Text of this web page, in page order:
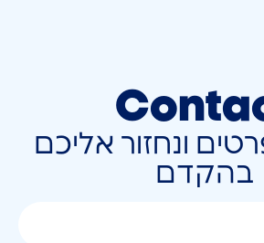
ונחזור אליכם
בהקדם